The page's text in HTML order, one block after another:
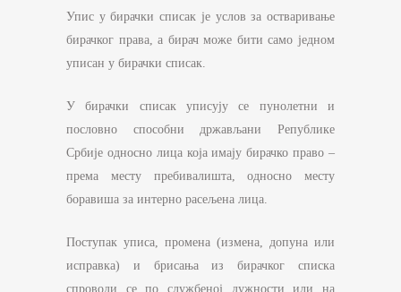
Упис у бирачки списак је услов за остваривање
бирачког права, а бирач може бити само једном
уписан у бирачки списак.
У бирачки списак уписују се пунолетни и
пословно способни држављани Републике
Србије односно лица која имају бирачко право –
према месту пребивалишта, односно месту
боравиша за интерно расељена лица.
Поступак уписа, промена (измена, допуна или
исправка) и брисања из бирачког списка
спроводи се по службеној дужности или на